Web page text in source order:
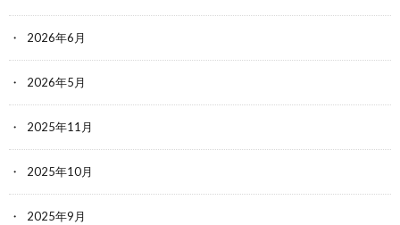
2026年6月
2026年5月
2025年11月
2025年10月
2025年9月